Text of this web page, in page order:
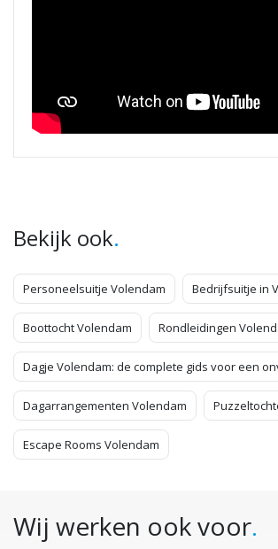
Bekijk ook.
Personeelsuitje Volendam Bedrijfsuitje in
Boottocht Volendam Rondleidingen
Dagje Volendam: de complete gids voor een
Dagarrangementen Volendam
Escape Rooms Volendam
Wij werken ook voor.